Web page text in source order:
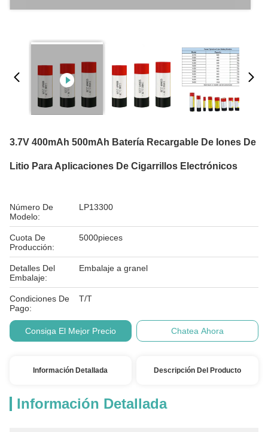
3.7V 400mAh 500mAh Batería Recargable De Iones De
Litio Para Aplicaciones De Cigarrillos Electrónicos
Número De
Modelo:
LP13300
Cuota De
Producción:
5000pieces
Detalles Del
Embalaje:
Embalaje a granel
Condiciones De
Pago:
T/T
Consiga El Mejor Precio Chatea Ahora
Información Detallada Descripción Del Producto
Información Detallada